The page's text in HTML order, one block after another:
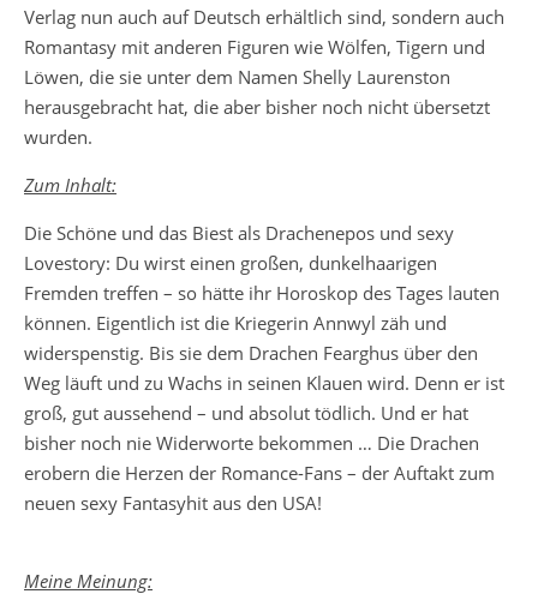
Verlag nun auch auf Deutsch erhältlich sind, sondern auch
Romantasy mit anderen Figuren wie Wölfen, Tigern und
Löwen, die sie unter dem Namen Shelly Laurenston
herausgebracht hat, die aber bisher noch nicht übersetzt
wurden.
Zum Inhalt:
Die Schöne und das Biest als Drachenepos und sexy
Lovestory: Du wirst einen großen, dunkelhaarigen
Fremden treffen – so hätte ihr Horoskop des Tages lauten
können. Eigentlich ist die Kriegerin Annwyl zäh und
widerspenstig. Bis sie dem Drachen Fearghus über den
Weg läuft und zu Wachs in seinen Klauen wird. Denn er ist
groß, gut aussehend – und absolut tödlich. Und er hat
bisher noch nie Widerworte bekommen … Die Drachen
erobern die Herzen der Romance-Fans – der Auftakt zum
neuen sexy Fantasyhit aus den USA!
Meine Meinung: